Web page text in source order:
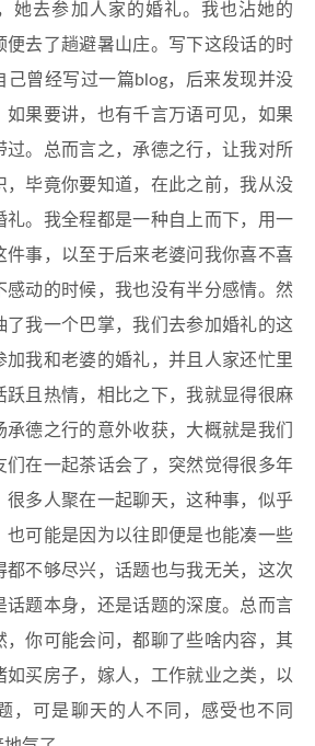
她去参加人家的婚礼。我也沾她的
便去了趟避暑山庄。写下这段话的时
己曾经写过一篇blog，后来发现并没
如果要讲，也有千言万语可见，如果
过。总而言之，承德之行，让我对所
，毕竟你要知道，在此之前，我从没
礼。我全程都是一种自上而下，用一
件事，以至于后来老婆问我你喜不喜
感动的时候，我也没有半分感情。然
了我一个巴掌，我们去参加婚礼的这
加我和老婆的婚礼，并且人家还忙里
跃且热情，相比之下，我就显得很麻
德之行的意外收获，大概就是我们
们在一起茶话会了，突然觉得很多年
很多人聚在一起聊天，这种事，似乎
也可能是因为以往即便是也能凑一些
都不够尽兴，话题也与我无关，这次
话题本身，还是话题的深度。总而言
，你可能会问，都聊了些啥内容，其
如买房子，嫁人，工作就业之类，以
，可是聊天的人不同，感受也不同